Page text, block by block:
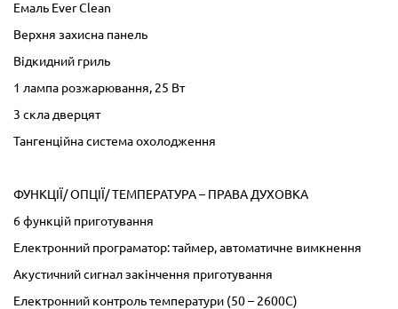
Емаль Ever Clean
Верхня захисна панель
Відкидний гриль
1 лампа розжарювання, 25 Вт
3 скла дверцят
Тангенційна система охолодження
ФУНКЦІЇ/ ОПЦІЇ/ ТЕМПЕРАТУРА – ПРАВА ДУХОВКА
6 функцій приготування
Електронний програматор: таймер, автоматичне вимкнення
Акустичний сигнал закінчення приготування
Електронний контроль температури (50 – 2600С)